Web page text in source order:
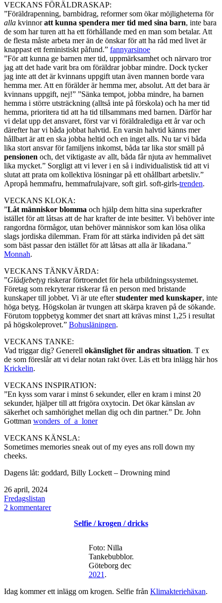
VECKANS FÖRÄLDRASKAP:
”Föräldrapenning, barnbidrag, reformer som ökar möjligheterna för
alla kvinnoratt kunna spendera mer tid med sina barn, inte bara
de som har turen att ha ett förhållande med en man som betalar. Att
de flesta måste arbeta mer än de önskar för att ha råd med livet är
knappast ett feministiskt påfund.” fannyarsinoe
”För att kunna ge barnen mer tid, uppmärksamhet och närvaro tror
jag att det hade varit bra om föräldrar jobbar mindre. Dock tycker
jag inte att det är kvinnans uppgift utan även mannen borde vara
hemma mer. Att en förälder är hemma mer, absolut. Att det bara är
kvinnans uppgift, nej!” ”Sänka tempot, jobba mindre, ha barnen
hemma i större utsträckning (alltså inte på förskola) och ha mer tid
hemma, prioritera tid att ha tid tillsammans med barnen. Därför har
vi delat upp det ansvaret, först var vi föräldralediga ett år var och
därefter har vi båda jobbat halvtid. En varsin halvtid känns mer
hållbart är att en ska jobba heltid och en inget alls. Nu tar vi båda
lika stort ansvar för familjens inkomst, båda tar lika stor smäll på
pensionen och, det viktigaste av allt, båda får njuta av hemmalivet
lika mycket.” Sorgligt att vi lever i en så i individualistisk tid att vi
slutat att prata om kollektiva lösningar på ett ohållbart arbetsliv.”
Apropå hemmafru, hemmafrulajvare, soft girl. soft-girls-trenden.
VECKANS KLOKA:
”Låt människor blomma och hjälp dem hitta sina superkrafter
istället för att låtsas att de har krafter de inte besitter. Vi behöver inte
rangordna förmågor, utan behöver människor som kan lösa olika
slags jordiska dilemman. Fram för att stärka individen på det sätt
som bäst passar den istället för att låtsas att alla är likadana.”
Monnah.
VECKANS TÄNKVÄRDA:
”Glädjebetyg riskerar förtroendet för hela utbildningssystemet.
Företag som rekryterar riskerar få en person med bristande
kunskaper till jobbet. Vi är ute efterstudenter med kunskaper, inte
höga betyg. Högskolan är tvungen att skärpa kraven på de sökande.
Förutom toppbetyg kommer det snart att krävas minst 1,25 i resultat
på högskoleprovet.” Bohusläningen.
VECKANS TANKE:
Vad triggar dig? Generell okänslighet för andras situation. T ex
de som föreslår att vi delar notan rakt över. Läs ett bra inlägg här hos
Krickelin.
VECKANS INSPIRATION:
”En kyss som varar i minst 6 sekunder, eller en kram i minst 20
sekunder, hjälper till att frigöra oxytocin. Det ökar känslan av
säkerhet och samhörighet mellan dig och din partner.” Dr. John
Gottman wonders_of_a_loner
VECKANS KÄNSLA:
Sometimes memories sneak out of my eyes ans roll down my
cheeks.
Dagens låt: goddard, Billy Lockett – Drowning mind
Publicerat
den
26 april, 2024
Kategoriserat
som
Fredagslistan
2 kommentarertill
Selfie / krogen / dricks
Foto: Nilla
Tankebubblor.
Göteborg dec
2021 .
Idag kommer ett inlägg om krogen. Selfie från Klimakteriehäxan.